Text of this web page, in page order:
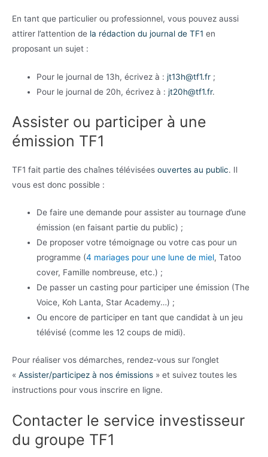
En tant que particulier ou professionnel, vous pouvez aussi
attirer l’attention de la rédaction du journal de TF1 en
proposant un sujet :
Pour le journal de 13h, écrivez à :jt13h@tf1.fr ;
Pour le journal de 20h, écrivez à :jt20h@tf1.fr.
Assister ou participer à une
émission TF1
TF1 fait partie des chaînes télévisées ouvertes au public. Il
vous est donc possible :
De faire une demande pour assister au tournage d’une
émission (en faisant partie du public) ;
De proposer votre témoignage ou votre cas pour un
programme (4 mariages pour une lune de miel, Tatoo
cover, Famille nombreuse, etc.) ;
De passer un casting pour participer une émission (The
Voice, Koh Lanta, Star Academy…) ;
Ou encore de participer en tant que candidat à un jeu
télévisé (comme les 12 coups de midi).
Pour réaliser vos démarches, rendez-vous sur l’onglet
« Assister/participez à nos émissions » et suivez toutes les
instructions pour vous inscrire en ligne.
Contacter le service investisseur
du groupe TF1